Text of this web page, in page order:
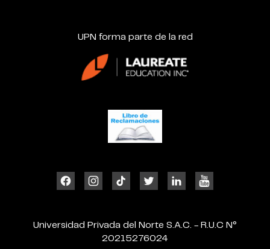
UPN forma parte de la red
Universidad Privada del Norte S.A.C. - R.U.C N°
20215276024